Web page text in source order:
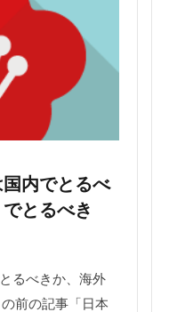
内でとるべ
とるべき
るべきか、海外
前の記事「日本